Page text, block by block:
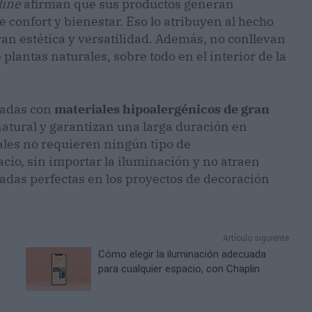
afirman que sus productos generan
confort y bienestar. Eso lo atribuyen al hecho
estética y versatilidad. Además, no conllevan
naturales, sobre todo en el interior de la
con materiales hipoalergénicos de gran
y garantizan una larga duración en
no requieren ningún tipo de
sin importar la iluminación y no atraen
perfectas en los proyectos de decoración
Artículo siguiente
Cómo elegir la iluminación adecuada
para cualquier espacio, con Chaplin